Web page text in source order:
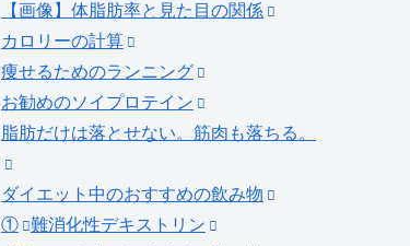
【画像】体脂肪率と見た目の関係
カロリーの計算
痩せるためのランニング
お勧めのソイプロテイン
脂肪だけは落とせない。筋肉も落ちる。
ダイエット中のおすすめの飲み物
①
難消化性デキストリン